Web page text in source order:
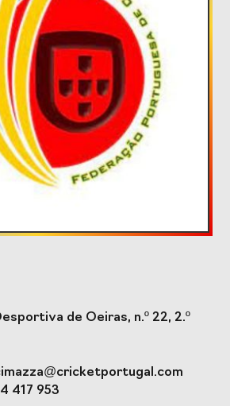
e Projetos
o seu
Estudo
caracterizador do
setor do Desporto
em Portugal e
impacto da
de Portugal
de Oeiras, n.º 22, 2.º
417 953